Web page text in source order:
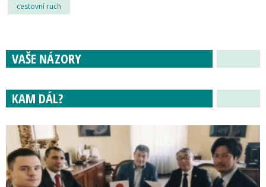
cestovní ruch
VAŠE NÁZORY
KAM DÁL?